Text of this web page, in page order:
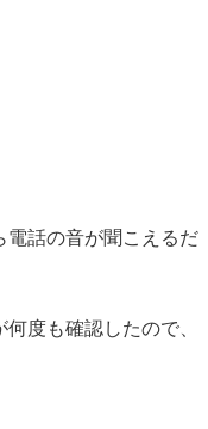
電話の音が聞こえるだ
度も確認したので、